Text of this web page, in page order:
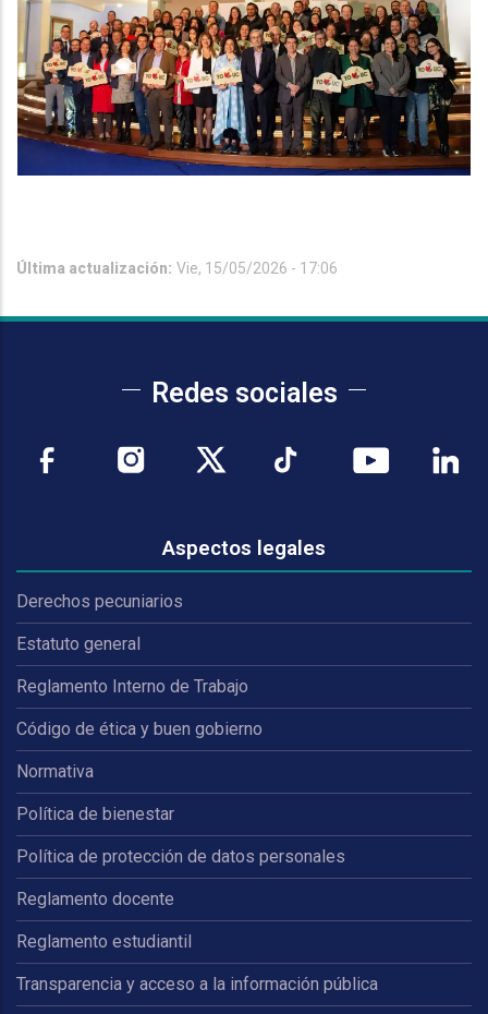
Última actualización: Vie, 15/05/2026 - 17:06
Redes sociales
Aspectos legales
Derechos pecuniarios
Estatuto general
Reglamento Interno de Trabajo
Código de ética y buen gobierno
Normativa
Política de bienestar
Política de protección de datos personales
Reglamento docente
Reglamento estudiantil
Transparencia y acceso a la información pública